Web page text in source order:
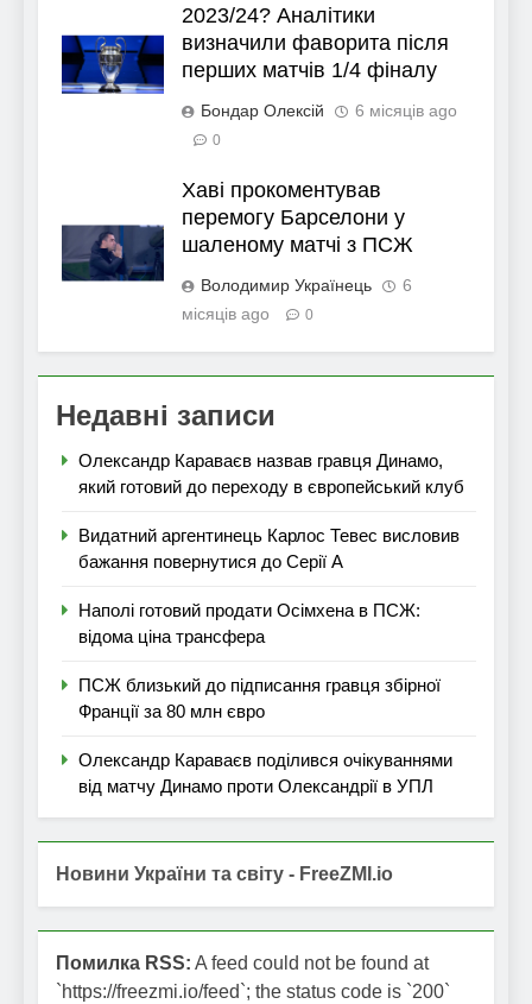
2023/24? Аналітики
визначили фаворита після
перших матчів 1/4 фіналу
Бондар Олексій 6 місяців ago
0
Хаві прокоментував
перемогу Барселони у
шаленому матчі з ПСЖ
Володимир Українець
6
місяців ago
0
Недавні записи
Олександр Караваєв назвав гравця Динамо,
який готовий до переходу в європейський клуб
Видатний аргентинець Карлос Тевес висловив
бажання повернутися до Серії А
Наполі готовий продати Осімхена в ПСЖ:
відома ціна трансфера
ПСЖ близький до підписання гравця збірної
Франції за 80 млн євро
Олександр Караваєв поділився очікуваннями
від матчу Динамо проти Олександрії в УПЛ
Новини України та світу - FreeZMI.io
Помилка RSS: A feed could not be found at
`https://freezmi.io/feed`; the status code is `200`